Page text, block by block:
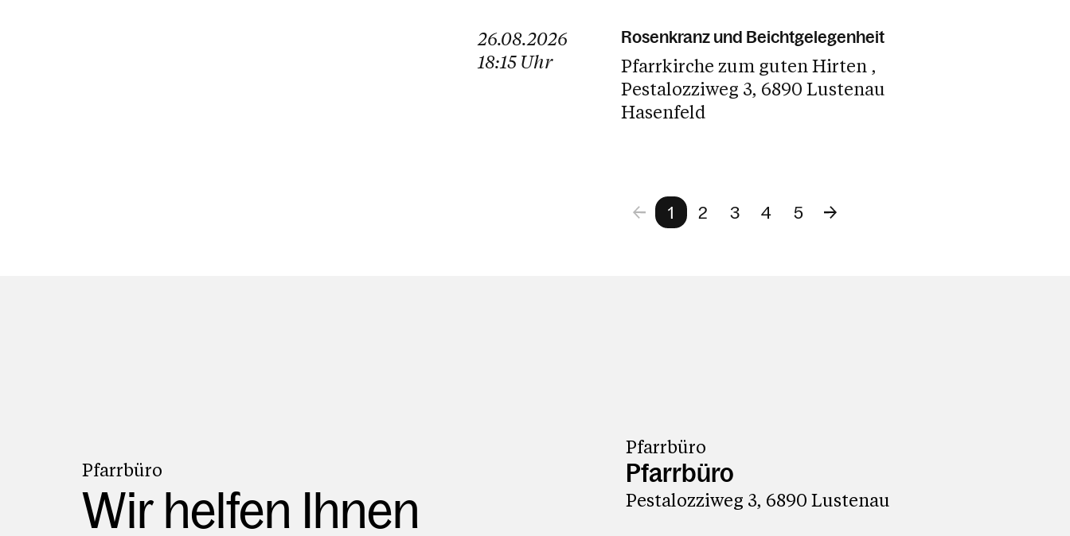
26.08.2026
18:15 Uhr
Rosenkranz und Beichtgelegenheit
Pfarrkirche zum guten Hirten
Pestalozziweg 3 6890 Lustenau
Hasenfeld
1 2 3 4 5
Pfarrbüro
Wir helfen Ihnen
Pfarrbüro
Pfarrbüro
Pestalozziweg 3, 6890 Lustenau